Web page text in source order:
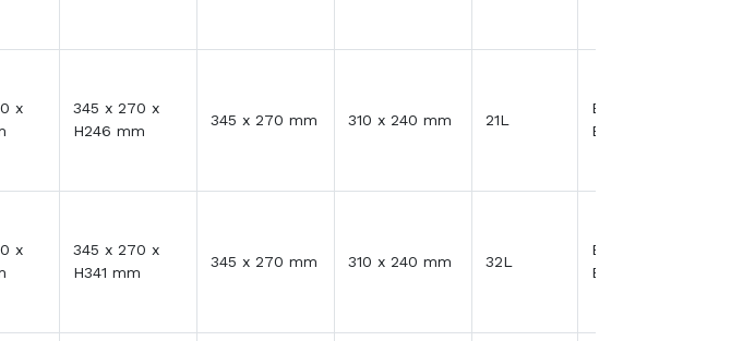
x
345 x 270 x
H246 mm
345 x 270 mm 310 x 240 mm 21L
En Stock -
Expédition 48H/72H
x
345 x 270 x
H341 mm
345 x 270 mm 310 x 240 mm 32L
En Stock -
Expédition 48H/72H